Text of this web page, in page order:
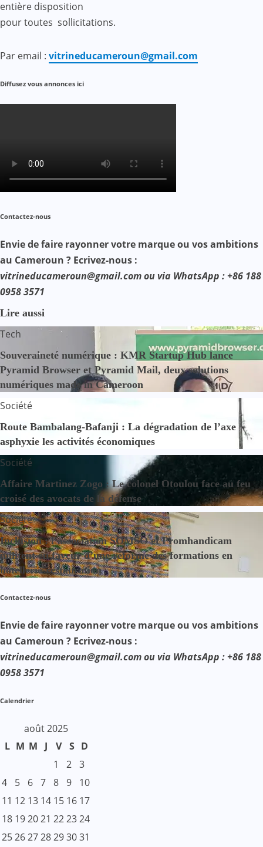
entière disposition
pour toutes sollicitations.
Par email : vitrineducameroun@gmail.com
Diffusez vous annonces ici
Contactez-nous
Envie de faire rayonner votre marque ou vos ambitions
au Cameroun ? Ecrivez-nous :
vitrineducameroun@gmail.com ou via WhatsApp : +86 188
0958 3571
Lire aussi
Tech
Souveraineté numérique : KMR Startup Hub lance
Pyramid Browser et Pyramid Mail, deux solutions
numériques made in Cameroon
Société
Route Bambalang-Bafanji : La dégradation de l’axe
asphyxie les activités économiques
Société
Affaire Martinez Zogo : Le colonel Otoulou face au feu
croisé des avocats de la défense
Société
Inclusion : l’association SOMSO et Promhandicam
militent en faveur d’une réforme des formations en
hôtellerie-restauration
Contactez-nous
Envie de faire rayonner votre marque ou vos ambitions
au Cameroun ? Ecrivez-nous :
vitrineducameroun@gmail.com ou via WhatsApp : +86 188
0958 3571
Calendrier
août 2025
L M M J V S D
1
2 3
4
5 6 7 8 9
10
11 12 13 14 15 16 17
18 192021 222324
25262728293031